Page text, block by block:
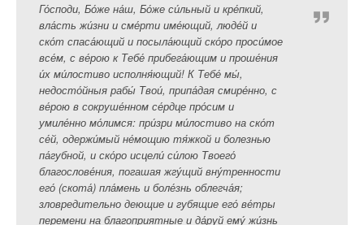
Го́споди, Бо́же на́ш, Бо́же си́льный и кре́пкий,
вла́сть жи́зни и сме́рти име́ющий, люде́й и
ско́т спаса́ющий и посыла́ющий ско́ро проси́мое
все́м, с ве́рою к Тебе́ прибега́ющим и проше́ния
и́х ми́лостиво исполня́ющий! К Тебе́ мы́,
недосто́йныя рабы́ Твои́, припа́дая смире́нно, с
ве́рою в сокруше́нном се́рдце про́сим и
умиле́нно мо́лимся: при́зри ми́лостиво на ско́т
се́й, одержи́мый не́мощию тя́жкой и болезнью
па́губной, и ско́ро исцели́ си́лою Твоего́
благослове́ния, погашая жгу́щий вну́тренности
его́ (скота́) пла́мень и боле́знь облегча́я;
зловредительно деющие и губящие его́ ве́тры
перемени на благоприятные и да́руй ему́ жи́знь